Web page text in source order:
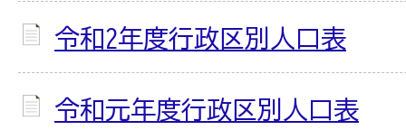
令和2年度行政区別人口表
令和元年度行政区別人口表